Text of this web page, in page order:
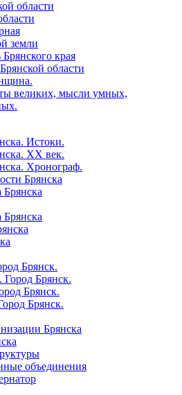
области
земли
края
области
великих, мысли умных,
Истоки.
XX век.
Хронограф.
Брянска
Брянска
Брянска
Брянск.
Брянск.
Брянск.
Брянск.
Брянска
объединения